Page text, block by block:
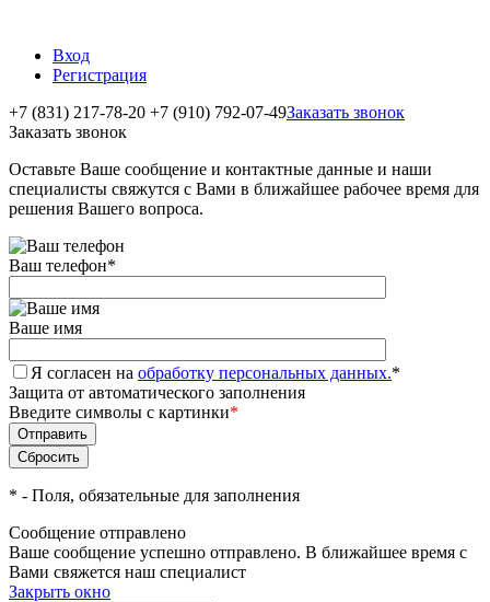
Вход
Регистрация
+7 (831) 217-78-20 +7 (910) 792-07-49Заказать звонок
Заказать звонок
Оставьте Ваше сообщение и контактные данные и наши
специалисты свяжутся с Вами в ближайшее рабочее время для
решения Вашего вопроса.
Ваш телефон*
Ваше имя
Я согласен на обработку персональных данных.*
Защита от автоматического заполнения
Введите символы с картинки*
* - Поля, обязательные для заполнения
Сообщение отправлено
Ваше сообщение успешно отправлено. В ближайшее время с
Вами свяжется наш специалист
Закрыть окно